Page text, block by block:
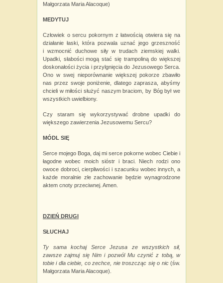
Małgorzata Maria Alacoque)
MEDYTUJ
Człowiek o sercu pokornym z łatwością otwiera się na
działanie łaski, która pozwala uznać jego grzeszność
i wzmocnić duchowe siły w
trudach ziemskiej walki.
Upadki, słabości mogą stać się trampoliną do większej
doskonałości życia i przylgnięcia do Jezusowego Serca.
Ono w swej nieporównanie większej pokorze zbawiło
nas przez swoje poniżenie, dlatego zaprasza, abyśmy
chcieli w miłości służyć naszym braciom, by Bóg był we
wszystkich uwielbiony.
Czy staram się wykorzystywać drobne upadki do
większego zawierzenia Jezusowemu Sercu?
MÓDL SIĘ
Serce mojego Boga, daj mi serce pokorne wobec Ciebie i
łagodne wobec moich sióstr i braci. Niech rodzi ono
owoce dobroci, cierpliwości i szacunku wobec innych, a
każde moralnie złe zachowanie będzie wynagrodzone
aktem cnoty przeciwnej. Amen.
DZIEŃ DRUGI
SŁUCHAJ
Ty sama kochaj Serce Jezusa ze wszystkich sił,
zawsze zajmuj się Nim i pozwól Mu czynić z tobą, w
tobie i dla ciebie, co zechce, nie troszcząc się o nic(św.
Małgorzata Maria Alacoque).